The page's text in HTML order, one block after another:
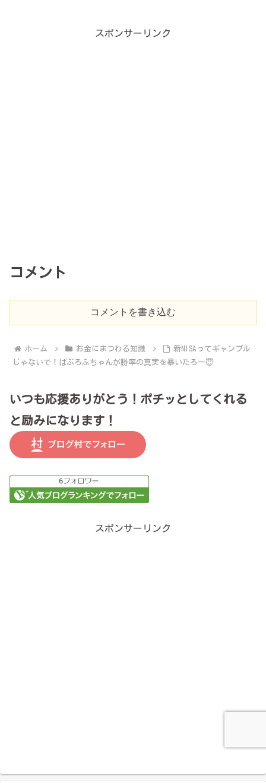
スポンサーリンク
コメント
コメントを書き込む
ホーム お金にまつわる知識
新NISAってギャンブル
じゃないで！ぱぶろふちゃんが勝率の真実を暴いたろー😇
いつも応援ありがとう！ポチッとしてくれる
と励みになります！
スポンサーリンク